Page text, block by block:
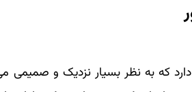
که به نظر بسیار نزدیک و صمیمی